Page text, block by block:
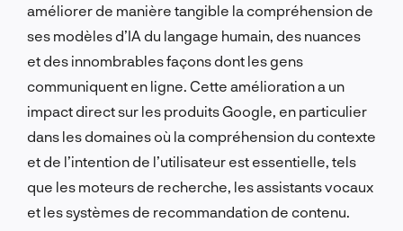
améliorer de manière tangible la compréhension de
ses modèles d’IA du langage humain, des nuances
et des innombrables façons dont les gens
communiquent en ligne. Cette amélioration a un
impact direct sur les produits Google, en particulier
dans les domaines où la compréhension du contexte
et de l’intention de l’utilisateur est essentielle, tels
que les moteurs de recherche, les assistants vocaux
et les systèmes de recommandation de contenu.